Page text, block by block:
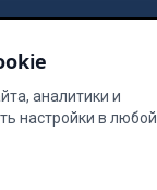
аналитики и
настройки в любой